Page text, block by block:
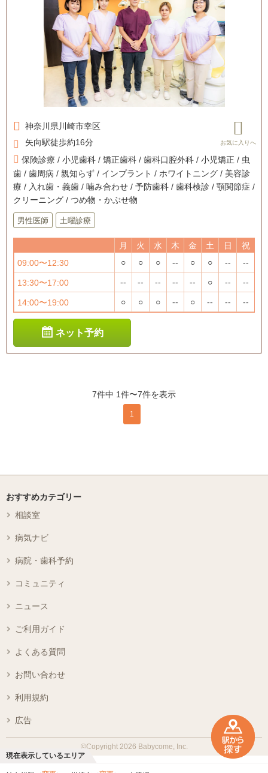
現在表示しているエリア
神奈川県川崎市幸区
矢向駅徒歩約16分
保険診療 / 小児歯科 / 矯正歯科 / 歯科口腔外科 / 小児矯正 / 虫
歯 / 歯周病 / 親知らず / インプラント / ホワイトニング / 美容診
療 / 入れ歯・義歯 / 噛み合わせ / 予防歯科 / 歯科検診 / 顎関節症 /
クリーニング / つめ物・かぶせ物
男性医師 土曜診療
月 火 水 木 金 土 日
祝
09:00〜12:30
○ ○ ○ -- ○ ○ -- --
13:30〜17:00 -- -- -- -- -- ○ -- --
14:00〜19:00 ○ ○ ○ -- ○ -- -- --
ネット予約
7件中 1件〜7件を表示
1
おすすめカテゴリー
相談室
病気ナビ
病院・歯科予約
コミュニティ
ニュース
ご利用ガイド
よくある質問
お問い合わせ
利用規約
広告
©Copyright 2026 Babycome, Inc.